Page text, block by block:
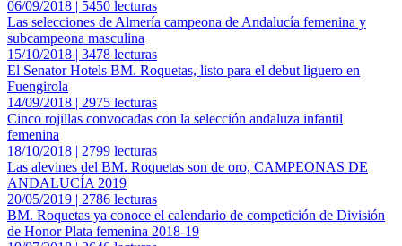
06/09/2018 | 5450 lecturas
Las selecciones de Almería campeona de Andalucía femenina y
subcampeona masculina
15/10/2018 | 3478 lecturas
El Senator Hotels BM. Roquetas, listo para el debut liguero en
Fuengirola
14/09/2018 | 2975 lecturas
Cinco rojillas convocadas con la selección andaluza infantil
femenina
18/10/2018 | 2799 lecturas
Las alevines del BM. Roquetas son de oro, CAMPEONAS DE
ANDALUCÍA 2019
20/05/2019 | 2786 lecturas
BM. Roquetas ya conoce el calendario de competición de División
de Honor Plata femenina 2018-19